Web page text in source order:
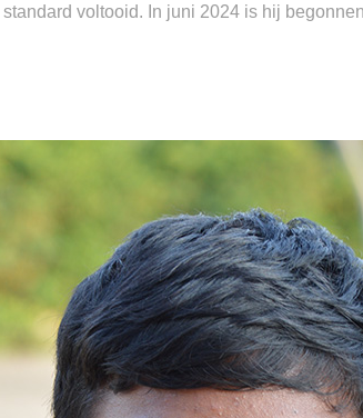
standard voltooid. In juni 2024 is hij